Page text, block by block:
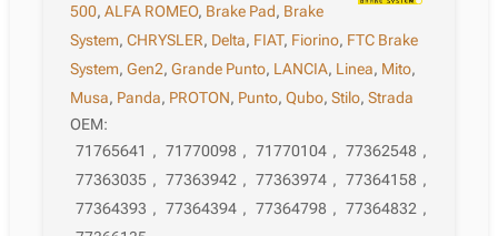
500,ALFA ROMEO, Brake Pad, Brake
System,CHRYSLER, Delta, FIAT, Fiorino, FTC Brake
System,Gen2,Grande Punto, LANCIA, Linea, Mito,
Musa, Panda, PROTON, Punto,Qubo,Stilo,Strada
OEM:
71765641 , 71770098 , 71770104 , 77362548 ,
77363035 , 77363942 , 77363974 , 77364158 ,
77364393 , 77364394 , 77364798 , 77364832 ,